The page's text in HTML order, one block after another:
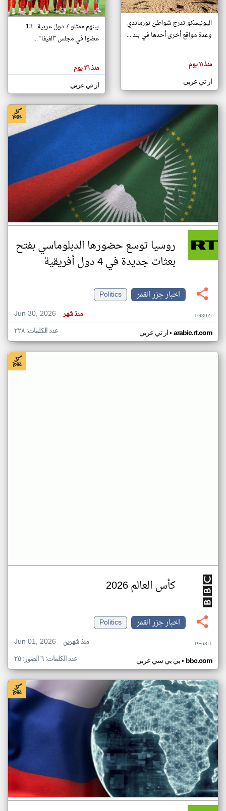
تغيير الدولة
اخبار جزر القمر على مدار الساعة
أهم اخبار جزر القمر العاجلة والمباشرة
هنا عن
وجهة
كاتبيها.
اليونيسكو تدرج شواطئ نورماندي
وعدة مواقع أخرى أحدها في بلد ...
منذ ١١ يوم
ار تي عربي
بينهم ممثلو 7 دول عربية.. 13
عضوا في مجلس "الفيفا" ...
منذ ٢٦ يوم
ار تي عربي
روسيا توسع حضورها الدبلوماسي بفتح
بعثات جديدة في 4 دول أفريقية
اخبار جزر القمر
Politics
Jun 30, 2026
منذ شهر TG39ZI
ار تي عربي• arabic.rt.com عدد الكلمات: ٢٢٨
كأس العالم 2026
اخبار جزر القمر
Politics
Jun 01, 2026
منذ شهرين PF63IT
بي بي سي عربي• bbc.com عدد الكلمات: ٦ الصور: ٢٥
klyoum.com